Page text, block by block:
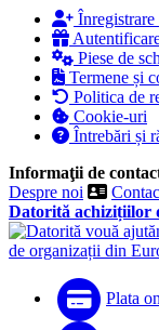
Piese de
Termene și
Politica de
Cookie-uri
Întrebări și
Informaţii de
Despre noi
Datorită achizițiilor
Plata